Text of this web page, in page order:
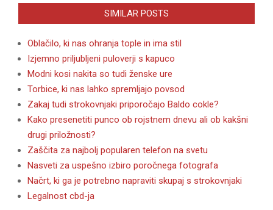
SIMILAR POSTS
Oblačilo, ki nas ohranja tople in ima stil
Izjemno priljubljeni puloverji s kapuco
Modni kosi nakita so tudi ženske ure
Torbice, ki nas lahko spremljajo povsod
Zakaj tudi strokovnjaki priporočajo Baldo cokle?
Kako presenetiti punco ob rojstnem dnevu ali ob kakšni
drugi priložnosti?
Zaščita za najbolj popularen telefon na svetu
Nasveti za uspešno izbiro poročnega fotografa
Načrt, ki ga je potrebno napraviti skupaj s strokovnjaki
Legalnost cbd-ja